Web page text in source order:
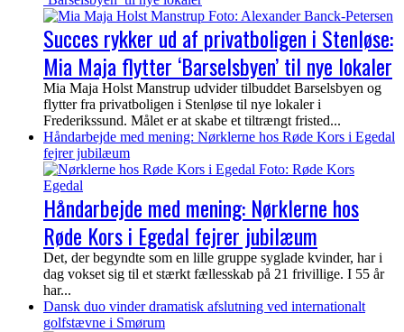
Succes rykker ud af privatboligen i Stenløse:
Mia Maja flytter ‘Barselsbyen’ til nye lokaler
Mia Maja Holst Manstrup udvider tilbuddet Barselsbyen og
flytter fra privatboligen i Stenløse til nye lokaler i
Frederikssund. Målet er at skabe et tiltrængt fristed...
Håndarbejde med mening: Nørklerne hos Røde Kors i Egedal
fejrer jubilæum
Håndarbejde med mening: Nørklerne hos
Røde Kors i Egedal fejrer jubilæum
Det, der begyndte som en lille gruppe syglade kvinder, har i
dag vokset sig til et stærkt fællesskab på 21 frivillige. I 55 år
har...
Dansk duo vinder dramatisk afslutning ved internationalt
golfstævne i Smørum